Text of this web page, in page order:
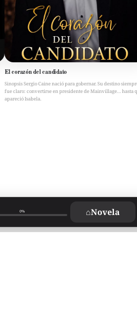
0% ⌂Novela
El corazón del candidato
Sinopsis Sergio Caine nació para gobernar. Su destino
fue claro: convertirse en presidente de Mainvillage… hasta
apareció Isabela.